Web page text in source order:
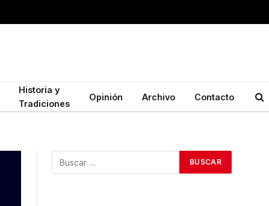
Historia y
Tradiciones
Opinión Archivo Contacto